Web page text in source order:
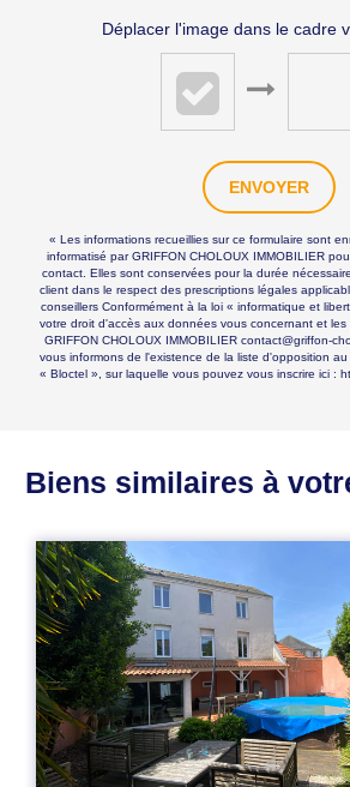
Déplacer l'image dans le cadre
ENVOYER
« Les informations recueillies sur ce formulaire sont
informatisé par GRIFFON CHOLOUX IMMOBILIER
contact. Elles sont conservées pour la durée
client dans le respect des prescriptions légales
conseillers Conformément à la loi « informatique et
votre droit d'accès aux données vous concernant et
GRIFFON CHOLOUX IMMOBILIER contact@griffon-
vous informons de l'existence de la liste d'opposition
« Bloctel », sur laquelle vous pouvez vous inscrire ici :
Biens similaires à